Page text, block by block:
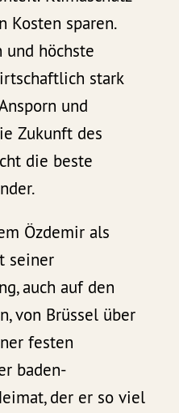
Kosten sparen.
und höchste
stark
und
Zukunft des
die beste
Özdemir als
seiner
auch auf den
von Brüssel über
festen
baden-
der er so viel